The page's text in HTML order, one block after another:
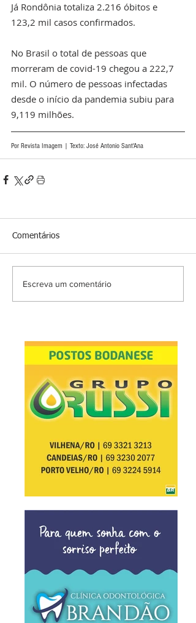
Já Rondônia totaliza 2.216 óbitos e
123,2 mil casos confirmados.
No Brasil o total de pessoas que
morreram de covid-19 chegou a 222,7
mil. O número de pessoas infectadas
desde o início da pandemia subiu para
9,119 milhões.
Por Revista Imagem | Texto: José Antonio Sant'Ana
Comentários
Escreva um comentário